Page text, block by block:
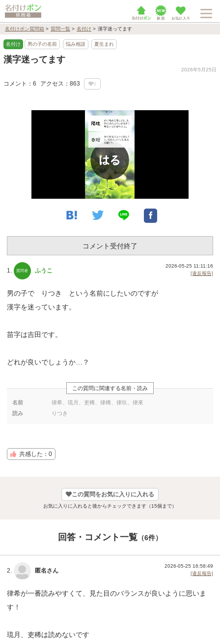
名付けポン質問箱 > 質問一覧 > 名付け > 漢字迷ってます
名付け 男の子の名前 悩み相談 夏生まれ
漢字迷ってます
2026年5月25日
コメント：6 アクセス：863 0
コメント受付終了
1. ふうこ
2026-05-25 11:11:16
[違反報告]
男の子で りつき という名前にしたいのですが
漢字を迷っています。
苗字は吉田です。
どれが良いでしょうか…？
この質問に関連する名前・読み
名前
律希、琉月、吏稀、律稀、律玖、律來
読み
りつき
共感した：0
この質問をお気に入りに入れる
お気に入りに入れると後からチェックできます（15個まで）
回答・コメント一覧 （6件）
2. 匿名さん
2026-05-25 16:58:49
[違反報告]
律希が一番読みやすくて、見た目のバランスが良いように思いま
す！
琉月、吏稀は読めないです